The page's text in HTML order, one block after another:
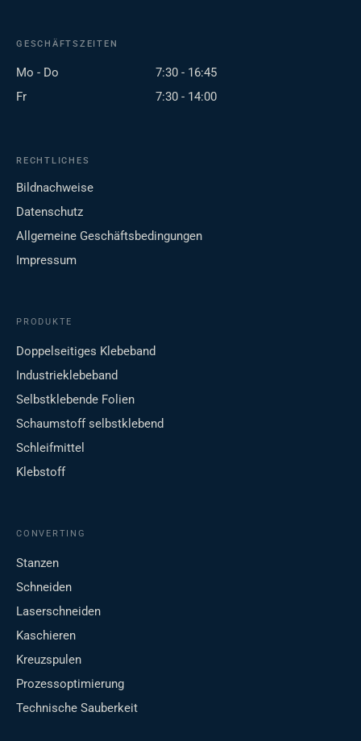
GESCHÄFTSZEITEN
Mo - Do
7:30 - 16:45
Fr
7:30 - 14:00
RECHTLICHES
Bildnachweise
Datenschutz
Allgemeine Geschäftsbedingungen
Impressum
PRODUKTE
Doppelseitiges Klebeband
Industrieklebeband
Selbstklebende Folien
Schaumstoff selbstklebend
Schleifmittel
Klebstoff
CONVERTING
Stanzen
Schneiden
Laserschneiden
Kaschieren
Kreuzspulen
Prozessoptimierung
Technische Sauberkeit